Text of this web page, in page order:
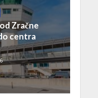
Zračne
centra